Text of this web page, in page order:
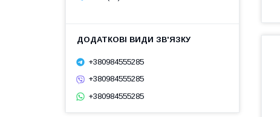
+380984555285
+380984555285
+380984555285